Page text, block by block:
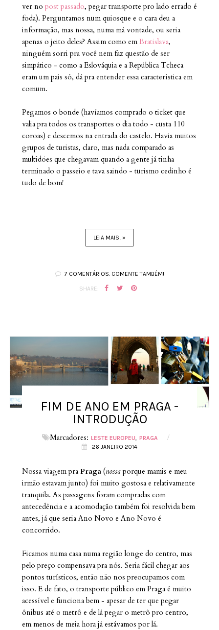
ver no post passado, pegar transporte pro lado errado é
foda). Perguntamos num quiosque e o cara deu a
informação, mas nossa, numa má vontade, ou seria
apenas o jeito deles? Assim como em Bratislava,
ninguém sorri pra você nem faz questão de ser
simpático - como a Eslováquia e a República Tcheca
eram um pais só, dá pra entender essa característica em
comum.
Pegamos o bonde (havíamos comprado o ticket que
valia pra todos os transportes o dia todo - custa 110
coroas) e descemos na entrada do castelo. Havia muitos
grupos de turistas, claro, mas nada comparado as
multidões que chegavam quando a gente já tinha
terminado o passeio e tava saindo - turismo cedinho é
tudo de bom!
LEIA MAIS! »
7 COMENTÁRIOS. COMENTE TAMBÉM!
SHARE:
FIM DE ANO EM PRAGA -
INTRODUÇÃO
Marcadores: LESTE EUROPEU PRAGA /
26 JANEIRO 2014
Nossa viagem pra Praga (nossa porque mamis e meu
irmão estavam junto) foi muito gostosa e relativamente
tranquila. As passagens foram compradas com
antecedência e a acomodação também foi resolvida bem
antes, já que seria Ano Novo e Ano Novo é
concorrido.
Ficamos numa casa numa região longe do centro, mas
pelo preço compensava pra nós. Seria fácil chegar aos
pontos turísticos, então não nos preocupamos com
isso. E de fato, o transporte público em Praga é muito
acessível e funciona bem - apesar de ter que pegar
ônibus até o metrô e de lá pegar o metrô pro centro,
em menos de meia hora já estávamos por lá.